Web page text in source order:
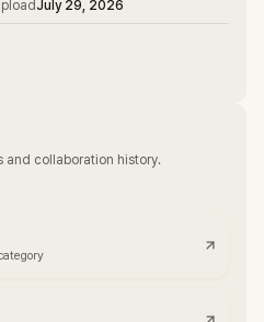
July 29, 2026
and collaboration history.